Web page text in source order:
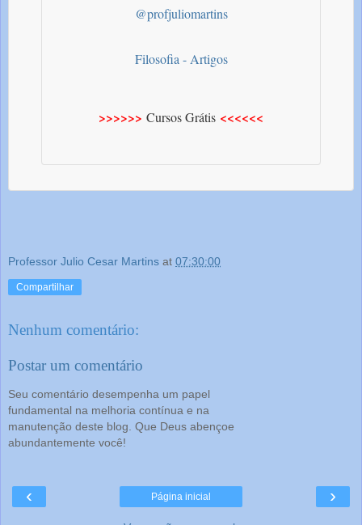
@profjuliomartins
Filosofia - Artigos
>>>>>> Cursos Grátis <<<<<<
Professor Julio Cesar Martins at 07:30:00
Compartilhar
Nenhum comentário:
Postar um comentário
Seu comentário desempenha um papel
fundamental na melhoria contínua e na
manutenção deste blog. Que Deus abençoe
abundantemente você!
‹ ›
Página inicial